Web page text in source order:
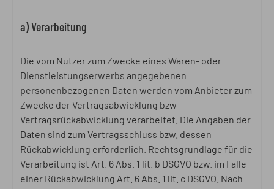
a) Verarbeitung
Die vom Nutzer zum Zwecke eines Waren- oder
Dienstleistungserwerbs angegebenen
personenbezogenen Daten werden vom Anbieter zum
Zwecke der Vertragsabwicklung bzw
Vertragsrückabwicklung verarbeitet. Die Angaben der
Daten sind zum Vertragsschluss bzw. dessen
Rückabwicklung erforderlich. Rechtsgrundlage für die
Verarbeitung ist Art. 6 Abs. 1 lit. b DSGVO bzw. im Falle
einer Rückabwicklung Art. 6 Abs. 1 lit. c DSGVO. Nach